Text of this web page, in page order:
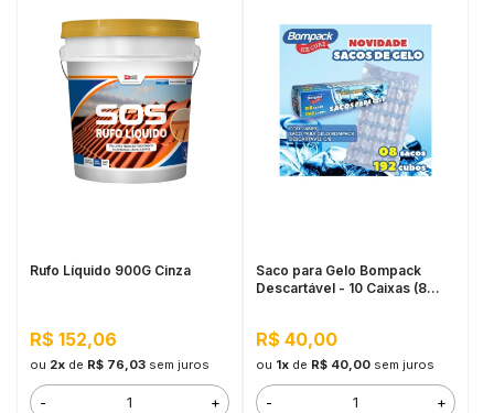
Rufo Líquido 900G Cinza
R$ 152,06
ou 2xde R$ 76,03 sem juros
- +
Saco para Gelo Bompack
Descartável - 10 Caixas (8
R$ 40,00
ou 1xde R$ 40,00 sem juros
- +